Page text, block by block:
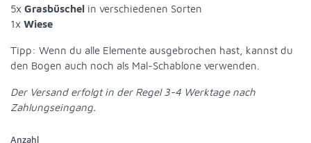
5x Grasbüschel in verschiedenen Sorten
1x Wiese
Tipp: Wenn du alle Elemente ausgebrochen hast, kannst du
den Bogen auch noch als Mal-Schablone verwenden.
Der Versand erfolgt in der Regel 3-4 Werktage nach
Zahlungseingang.
Anzahl